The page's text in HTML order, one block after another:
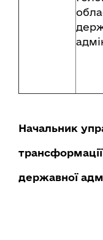
Начальник
державної